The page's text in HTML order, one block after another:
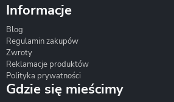
Informacje
Blog
Regulamin zakupów
Zwroty
Reklamacje produktów
Polityka prywatności
Gdzie się mieścimy